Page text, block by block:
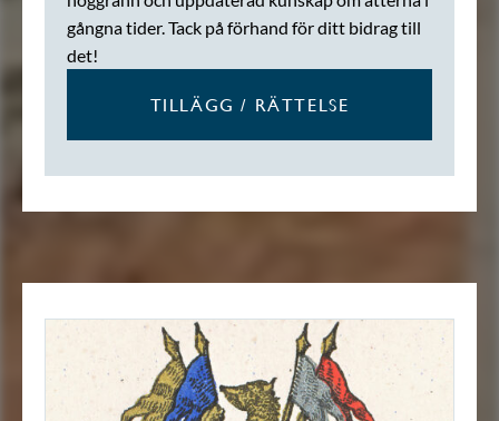
gångna tider. Tack på förhand för ditt bidrag till
det!
TILLÄGG / RÄTTELSE